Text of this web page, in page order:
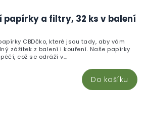
papírky a filtry, 32 ks v balení
Do košíku
CBDčko, které jsou tady, aby vám
zážitek z balení i kouření. Naše papírky
což se odráží v...